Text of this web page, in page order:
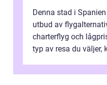
Denna stad i
utbud av
charterflyg och
typ av resa du väljer,